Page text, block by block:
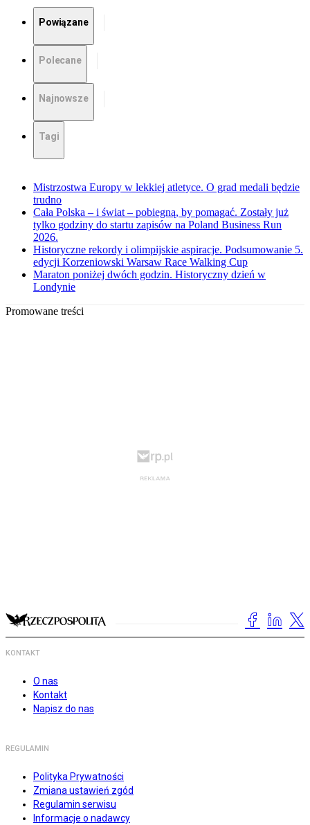
Powiązane
Polecane
Najnowsze
Tagi
Mistrzostwa Europy w lekkiej atletyce. O grad medali będzie
trudno
Cała Polska – i świat – pobiegną, by pomagać. Zostały już
tylko godziny do startu zapisów na Poland Business Run
2026.
Historyczne rekordy i olimpijskie aspiracje. Podsumowanie 5.
edycji Korzeniowski Warsaw Race Walking Cup
Maraton poniżej dwóch godzin. Historyczny dzień w
Londynie
Promowane treści
KONTAKT
O nas
Kontakt
Napisz do nas
REGULAMIN
Polityka Prywatności
Zmiana ustawień zgód
Regulamin serwisu
Informacje o nadawcy